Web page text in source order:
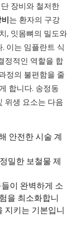
장비와 철저한
는 환자의 구강
, 잇몸뼈의 밀도와
이는 임플란트 식
정적인 역할을 합
정의 불편함을 줄
합니다. 송정동
위생 요소는 다음
안전한 시술 계
밀한 보철물 제
이 완벽하게 소
을 최소화합니
지키는 기본입니